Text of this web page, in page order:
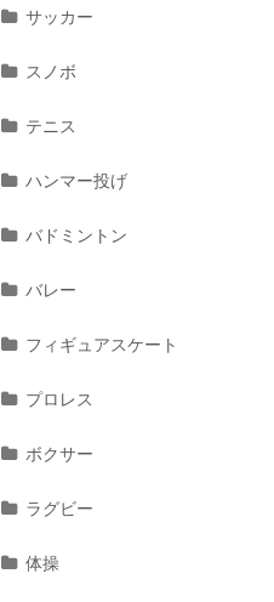
サッカー
スノボ
テニス
ハンマー投げ
バドミントン
バレー
フィギュアスケート
プロレス
ボクサー
ラグビー
体操